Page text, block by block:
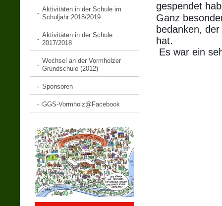
Aktivitäten in der Schule im
Schuljahr 2018/2019
Aktivitäten in der Schule
2017/2018
Wechsel an der Vormholzer
Grundschule (2012)
Sponsoren
GGS-Vormholz@Facebook
gespendet
Ganz
bedanken,
hat.
Es war ein